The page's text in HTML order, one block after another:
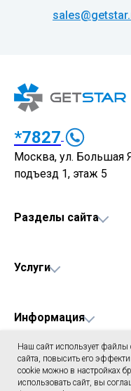
Наш сайт использует файлы
сайта, повысить его
cookie можно в настройках
использовать сайт, вы
*7827
Москва, ул. Большая
подъезд 1, этаж 5
Разделы сайта
Услуги
Информация
© 2026 GetStar. Короткие